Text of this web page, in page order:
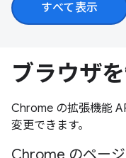
すべて表示
ブラウザ
Chrome の拡張機能
変更できます。